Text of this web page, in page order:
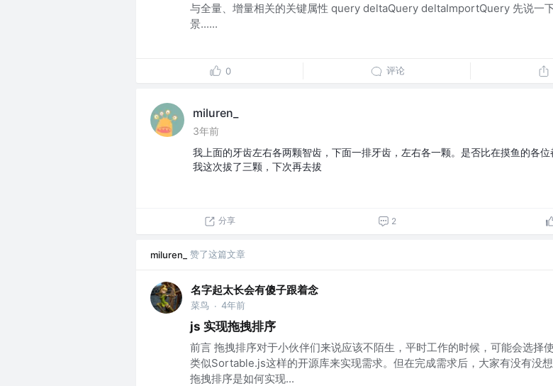
与全量、增量相关的关键属性 query deltaQuery deltaImportQuery 先说一
景......
0 评论
miluren_
3年前
我上面的牙齿左右各两颗智齿，下面一排牙齿，左右各一颗。是否比在摸鱼的各
我这次拔了三颗，下次再去拔
分享 2
miluren_ 赞了这篇文章
名字起太长会有傻子跟着念
菜鸟 · 4年前
js 实现拖拽排序
前言 拖拽排序对于小伙伴们来说应该不陌生，平时工作的时候，可能会选择
类似Sortable.js这样的开源库来实现需求。但在完成需求后，大家有没有没
拖拽排序是如何实现...